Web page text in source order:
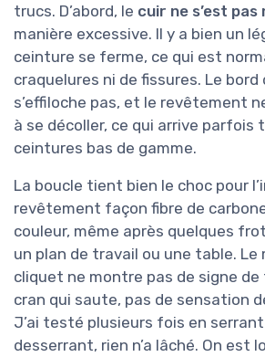
trucs. D’abord, le cuir ne s’est pas
manière excessive. Il y a bien un
ceinture se ferme, ce qui est
craquelures ni de fissures. Le bord
s’effiloche pas, et le revêtement
à se décoller, ce qui arrive parfois
ceintures bas de gamme.
La boucle tient bien le choc pour
revêtement façon fibre de carbone
couleur, même après quelques
un plan de travail ou une table. Le
cliquet ne montre pas de signe de
cran qui saute, pas de sensation
J’ai testé plusieurs fois en
desserrant, rien n’a lâché. On est